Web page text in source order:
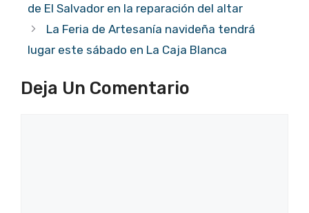
de El Salvador en la reparación del altar
La Feria de Artesanía navideña tendrá
lugar este sábado en La Caja Blanca
Deja Un Comentario